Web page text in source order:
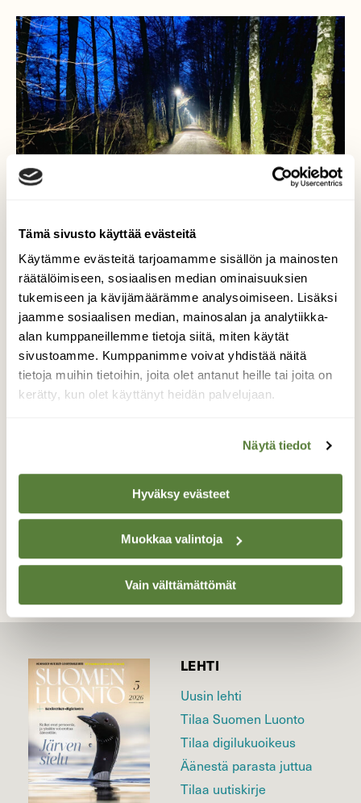
Tämä sivusto käyttää evästeitä
Käytämme evästeitä tarjoamamme sisällön ja mainosten
räätälöimiseen, sosiaalisen median ominaisuuksien
tukemiseen ja kävijämäärämme analysoimiseen. Lisäksi
jaamme sosiaalisen median, mainosalan ja analytiikka-
alan kumppaneillemme tietoja siitä, miten käytät
sivustoamme. Kumppanimme voivat yhdistää näitä
tietoja muihin tietoihin, joita olet antanut heille tai joita on
kerätty, kun olet käyttänyt heidän palvelujaan.
Näytä tiedot
Hyväksy evästeet
Muokkaa valintoja
Vain välttämättömät
Aamuyö- Ruissalo
Niin pitkä on matka, ei kotia näy…Aamuyö,
Ruissalo, Turku
TAKAISIN LISTAAN
LEHTI
Uusin lehti
Tilaa Suomen Luonto
Tilaa digilukuoikeus
Äänestä parasta juttua
Tilaa uutiskirje